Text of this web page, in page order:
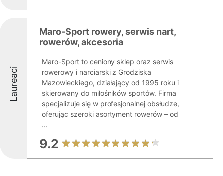
Laureaci
Maro-Sport rowery, serwis nart,
rowerów, akcesoria
Maro-Sport to ceniony sklep oraz serwis
rowerowy i narciarski z Grodziska
Mazowieckiego, działający od 1995 roku i
skierowany do miłośników sportów. Firma
specjalizuje się w profesjonalnej obsłudze,
oferując szeroki asortyment rowerów – od
...
9.2